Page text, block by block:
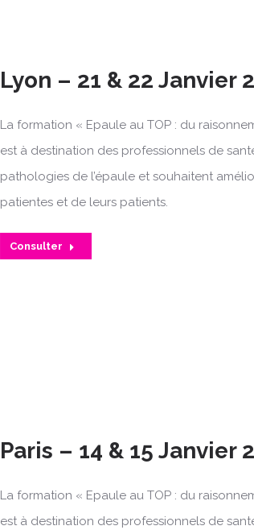
Lyon – 21 & 22 Janvier
La formation « Epaule au TOP : du
est à destination des professionnels de
pathologies de l’épaule et souhaitent
patientes et de leurs patients.
Consulter
Paris – 14 & 15 Janvier
La formation « Epaule au TOP : du
est à destination des professionnels de